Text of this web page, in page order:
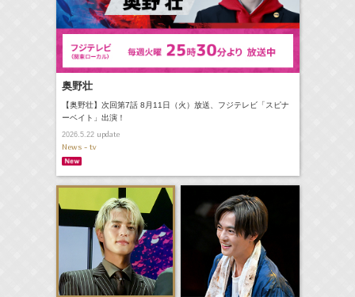
奥野壮
【奥野壮】次回第7話 8月11日（火）放送、フジテレビ「スピナ
ーベイト」出演！
2026.5.22update
News - tv